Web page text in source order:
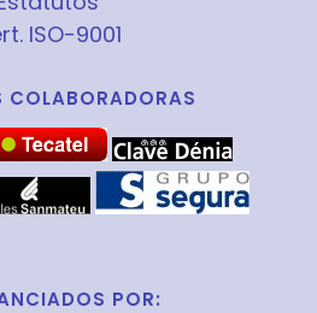
ISO-9001
COLABORADORAS
POR: